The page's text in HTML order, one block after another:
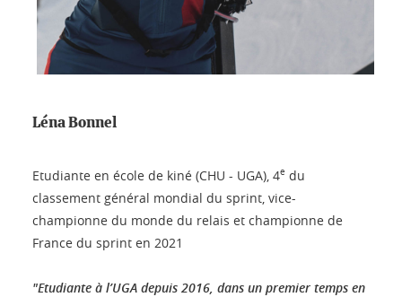
Léna Bonnel
Etudiante en école de kiné (CHU - UGA), 4e du
classement général mondial du sprint, vice-
championne du monde du relais et championne de
France du sprint en 2021
"Etudiante à l’UGA depuis 2016, dans un premier temps en